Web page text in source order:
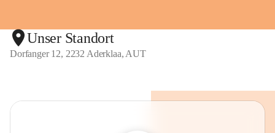
Glück Auf!
OMV Austria Exploration & Production
Anrainerservice
Unser Standort
Dorfanger 12, 2232 Aderklaa, AUT